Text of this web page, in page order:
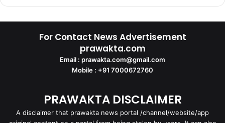
For Contact News Advertisement
prawakta.com
Email : prawakta.com@gmail.com
Mobile : +91 7000672760
PRAWAKTA DISCLAIMER
A disclaimer that prawakta news portal /channel/website/app